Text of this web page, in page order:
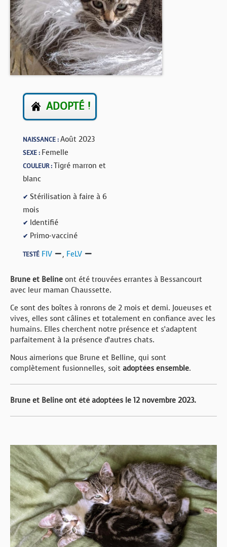
BOUTIQUE
FORUM
ADOPTÉ !
NAISSANCE :Août 2023
SEXE : Femelle
COULEUR :Tigré marron et
blanc
✔ Stérilisation à faire à 6
mois
✔ Identifié
✔ Primo-vacciné
TESTÉ FIV , FeLV
Brune et Beline ont été trouvées errantes à Bessancourt
avec leur maman Chaussette.
Ce sont des boîtes à ronrons de 2 mois et demi. Joueuses et
vives, elles sont câlines et totalement en confiance avec les
humains. Elles cherchent notre présence et s’adaptent
parfaitement à la présence d’autres chats.
Nous aimerions que Brune et Belline, qui sont
complètement fusionnelles, soit adoptées ensemble.
Brune et Beline ont été adoptées le 12 novembre 2023.